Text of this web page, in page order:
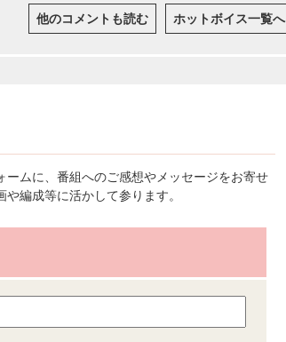
他のコメントも読む ホットボイス一覧へ
ムに、番組へのご感想やメッセージをお寄せ
編成等に活かして参ります。